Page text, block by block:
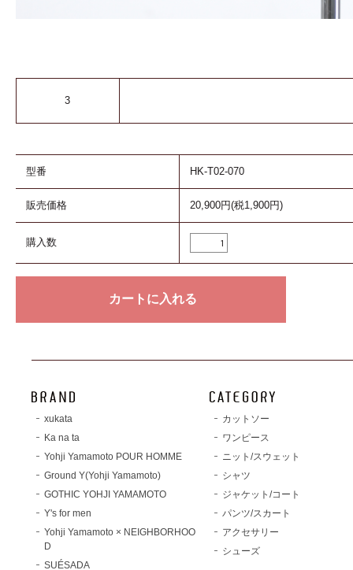
3
型番 HK-T02-070
販売価格 20,900円(税1,900円)
購入数
xukata
Ka na ta
Yohji Yamamoto POUR HOMME
Ground Y(Yohji Yamamoto)
GOTHIC YOHJI YAMAMOTO
Y's for men
Yohji Yamamoto × NEIGHBORHOO
D
SUÉSADA
カットソー
ワンピース
ニット/スウェット
シャツ
ジャケット/コート
パンツ/スカート
アクセサリー
シューズ